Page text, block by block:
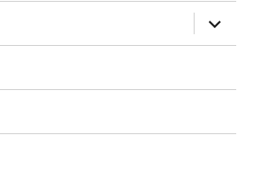
inferior
expandir
el
menú